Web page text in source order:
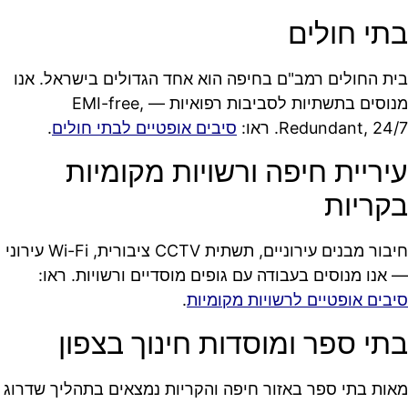
בתי חולים
בית החולים רמב"ם בחיפה הוא אחד הגדולים בישראל. אנו
מנוסים בתשתיות לסביבות רפואיות — EMI-free,
Redundant, 24/7. ראו:
סיבים אופטיים לבתי חולים.
עיריית חיפה ורשויות מקומיות
בקריות
חיבור מבנים עירוניים, תשתית CCTV ציבורית, Wi-Fi עירוני
— אנו מנוסים בעבודה עם גופים מוסדיים ורשויות. ראו:
סיבים אופטיים לרשויות מקומיות.
בתי ספר ומוסדות חינוך בצפון
מאות בתי ספר באזור חיפה והקריות נמצאים בתהליך שדרוג